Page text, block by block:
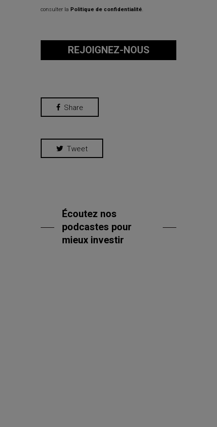
consulter la Politique de confidentialité.
REJOIGNEZ-NOUS
Share
Tweet
Écoutez nos
podcastes pour
mieux investir